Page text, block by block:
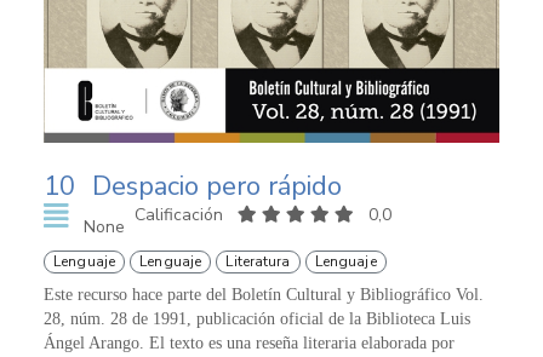
10 Despacio pero rápido
None
Calificación 0,0
Lenguaje Lenguaje Literatura Lenguaje
Este recurso hace parte del Boletín Cultural y Bibliográfico Vol.
28, núm. 28 de 1991, publicación oficial de la Biblioteca Luis
Ángel Arango. El texto es una reseña literaria elaborada por